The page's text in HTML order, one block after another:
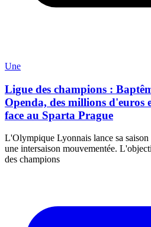
Une
Ligue des champions :
Openda, des millions d'euros
face au Sparta Prague
L'Olympique Lyonnais lance sa saison
une intersaison mouvementée.
des champions